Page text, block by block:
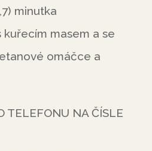
minutka
masem a se
omáčce a
TELEFONU NA ČÍSLE